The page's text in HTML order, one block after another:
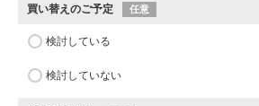
買い替えのご予定 任意
検討している
検討していない